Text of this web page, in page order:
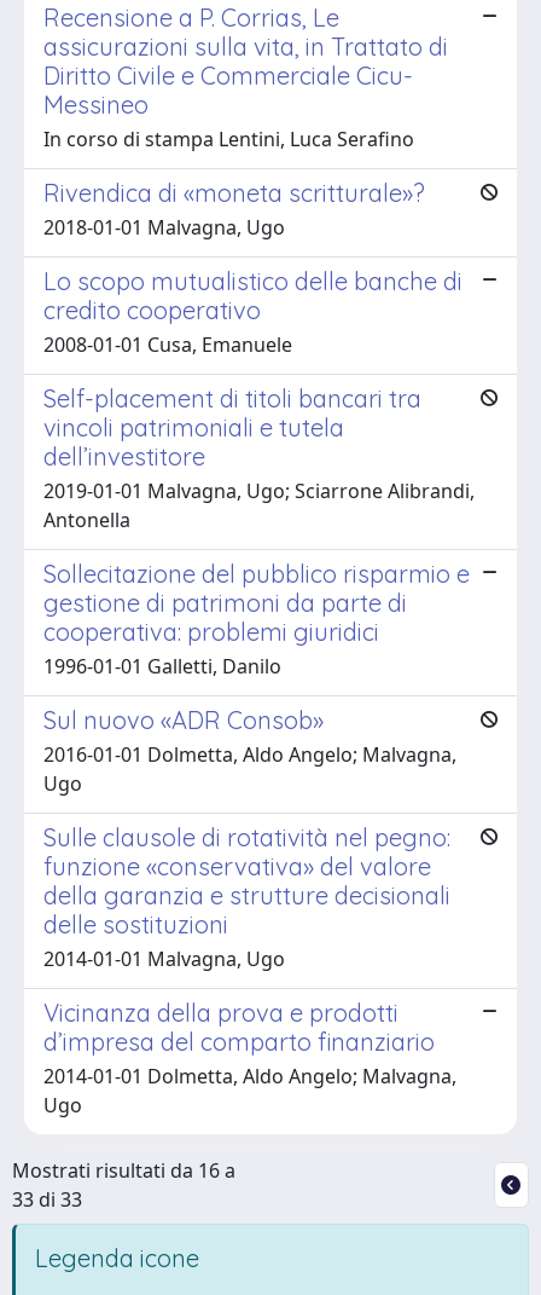
Recensione a P. Corrias, Le
assicurazioni sulla vita, in Trattato di
Diritto Civile e Commerciale Cicu-
Messineo
In corso di stampa Lentini, Luca Serafino
Rivendica di «moneta scritturale»?
2018-01-01 Malvagna, Ugo
Lo scopo mutualistico delle banche di
credito cooperativo
2008-01-01 Cusa, Emanuele
Self-placement di titoli bancari tra
vincoli patrimoniali e tutela
dell’investitore
2019-01-01 Malvagna, Ugo; Sciarrone Alibrandi,
Antonella
Sollecitazione del pubblico risparmio e
gestione di patrimoni da parte di
cooperativa: problemi giuridici
1996-01-01 Galletti, Danilo
Sul nuovo «ADR Consob»
2016-01-01 Dolmetta, Aldo Angelo; Malvagna,
Ugo
Sulle clausole di rotatività nel pegno:
funzione «conservativa» del valore
della garanzia e strutture decisionali
delle sostituzioni
2014-01-01 Malvagna, Ugo
Vicinanza della prova e prodotti
d’impresa del comparto finanziario
2014-01-01 Dolmetta, Aldo Angelo; Malvagna,
Ugo
Mostrati risultati da 16 a
33 di 33
Legenda icone